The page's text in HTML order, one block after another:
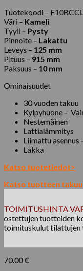
Tuotekoodi –
Väri – Kameli
Tyyli – Pysty
Pinnoite – Lakattu
Leveys – 125 mm
Pituus – 915 mm
Paksuus – 10 mm
Ominaisuudet
30 vuoden takuu
Kylpyhuone –
Nestemäinen
Lattialämmitys
Liimattu asennus
Lakka
Katso tuotetiedot>
Katso tuotteen
TOIMITUSHINTA
ostettujen tuotteiden
toimituskulut tilattujen
70.00€